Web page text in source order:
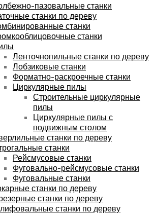
пазовальные станки
станки по дереву
станки
станки
Ленточнопильные станки по дереву
Лобзиковые станки
Форматно-раскроечные станки
Циркулярные пилы
Строительные циркулярные
пилы
Циркулярные пилы с
подвижным столом
станки по дереву
станки
Рейсмусовые станки
Фуговально-рейсмусовые станки
Фуговальные станки
станки по дереву
станки по дереву
станки по дереву